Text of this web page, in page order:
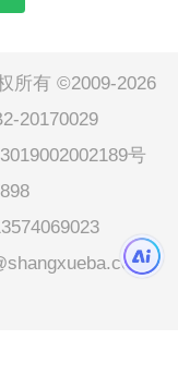
所有 ©2009-2026
20170029
号